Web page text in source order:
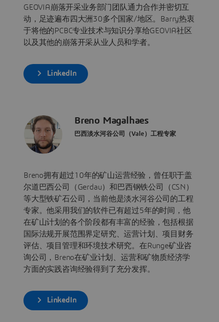
GEOVIA崩落开采业务部门团队通力合作并密切互
动，足迹遍布四大洲30多个国家/地区。Barry热衷
于将他的PCBC专业技术与知识分享给GEOVIA社区
以及其他的崩落开采从业人员和学者。
LinkedIn
Breno Magalhaes
巴西淡水河谷公司（Vale）工程专家
Breno拥有超过10年的矿山运营经验，曾任职于盖
尔道巴西公司（Gerdau）和巴西钢铁公司（CSN）
等大型铁矿石公司，当前他是淡水河谷公司的工程
专家。他采用我们的软件已有超过5年的时间，他
在矿山计划的各个阶段都有丰富的经验，包括根据
国际法规开展范围界定研究、运营计划、项目财务
评估、项目管理和环境技术研究。在Runge矿业咨
询公司，Breno在矿业计划、运营和矿物质经济学
方面的实践咨询经验得到了充分发挥。
LinkedIn